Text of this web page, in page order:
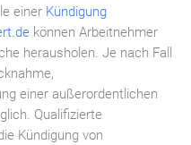
einer Kündigung
können Arbeitnehmer
herausholen. Je nach Fall
einer außerordentlichen
Qualifizierte
Kündigung von